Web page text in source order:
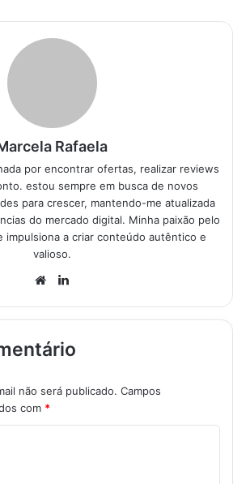
Rafaela
por encontrar ofertas, realizar reviews
estou sempre em busca de novos
para crescer, mantendo-me atualizada
do mercado digital. Minha paixão pelo
impulsiona a criar conteúdo autêntico e
valioso.
Website
não será publicado. Campos
com *